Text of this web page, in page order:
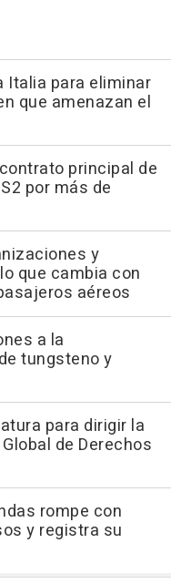
Italia para eliminar
que amenazan el
principal de
por más de
y
que cambia con
aéreos
a la
tungsteno y
para dirigir la
de Derechos
rompe con
y registra su